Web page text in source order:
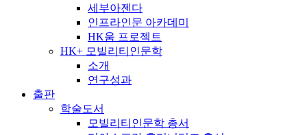
세부아젠다
인프라인문 아카데미
HK움 프로젝트
HK+ 모빌리티인문학
소개
연구성과
출판
학술도서
모빌리티인문학 총서